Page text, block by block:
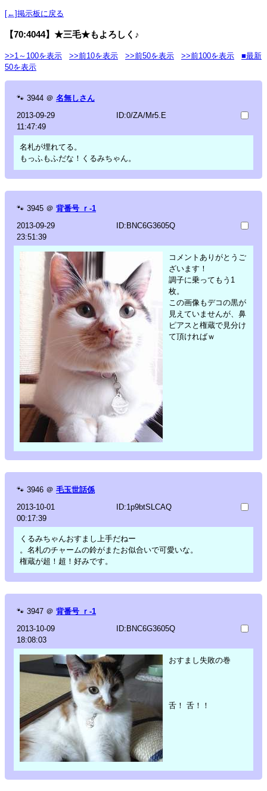
[←]掲示板に戻る
【70:4044】★三毛★もよろしく♪
>>1～100を表示 >>前10を表示 >>前50を表示 >>前100を表示
■最新
50を表示
🐾 3944 ＠ 名無しさん
2013-09-29
11:47:49
ID:0/ZA/Mr5.E
名札が埋れてる。
もっふもふだな！くるみちゃん。
🐾 3945 ＠ 背番号 ｒ-1
2013-09-29
23:51:39
ID:BNC6G3605Q
コメントありがとうご
ざいます！
調子に乗ってもう1
枚。
この画像もデコの黒が
見えていませんが、鼻
ピアスと権蔵で見分け
て頂ければｗ
🐾 3946 ＠ 毛玉世話係
2013-10-01
00:17:39
ID:1p9btSLCAQ
くるみちゃんおすまし上手だねー
。名札のチャームの鈴がまたお似合いで可愛いな。
権蔵が超！超！好みです。
🐾 3947 ＠ 背番号 ｒ-1
2013-10-09
18:08:03
ID:BNC6G3605Q
おすまし失敗の巻
舌！ 舌！！